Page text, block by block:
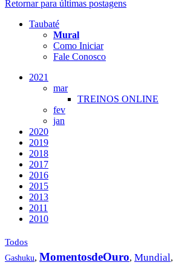
Retornar para últimas postagens
Taubaté
Mural
Como Iniciar
Fale Conosco
2021
mar
TREINOS ONLINE
fev
jan
2020
2019
2018
2017
2016
2015
2013
2011
2010
Todos
Gashuku, MomentosdeOuro, Mundial,